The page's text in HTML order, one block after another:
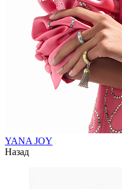
YANA JOY
Назад